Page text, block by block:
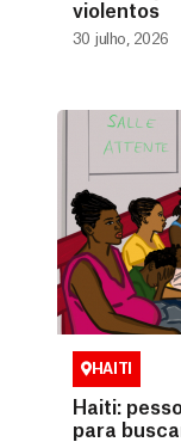
violentos
30 julho, 2026
HAITI
Haiti:
para